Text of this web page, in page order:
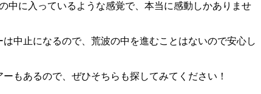
中に入っているような感覚で、本当に感動しかありませ
中止になるので、荒波の中を進むことはないので安心し
もあるので、ぜひそちらも探してみてください！